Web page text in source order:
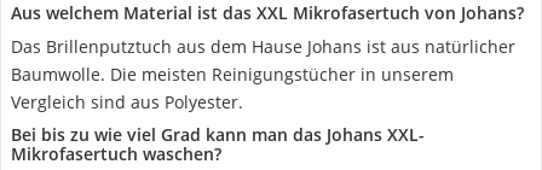
Aus welchem Material ist das XXL Mikrofasertuch von Johans?
Das Brillenputztuch aus dem Hause Johans ist aus natürlicher
Baumwolle. Die meisten Reinigungstücher in unserem
Vergleich sind aus Polyester.
Bei bis zu wie viel Grad kann man das Johans XXL-
Mikrofasertuch waschen?